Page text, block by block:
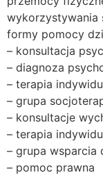
wykorzystywania
formy pomocy
– konsultacja
– diagnoza
– terapia
– grupa
– konsultacje
– terapia
– grupa wsparcia
– pomoc prawna